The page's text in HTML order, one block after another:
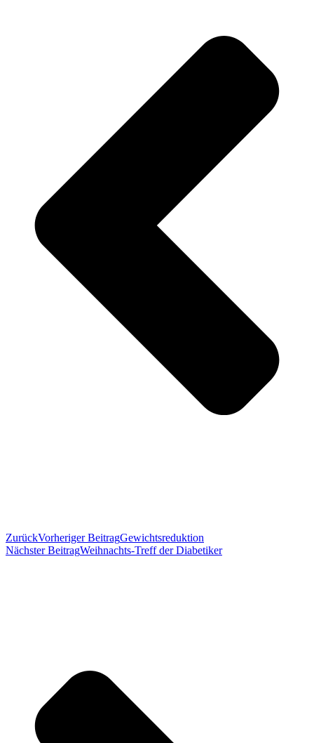
ZurückVorheriger BeitragGewichtsreduktion
Nächster BeitragWeihnachts-Treff der Diabetiker